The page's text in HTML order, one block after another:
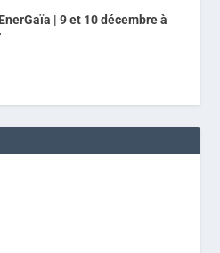
| 9 et 10 décembre à